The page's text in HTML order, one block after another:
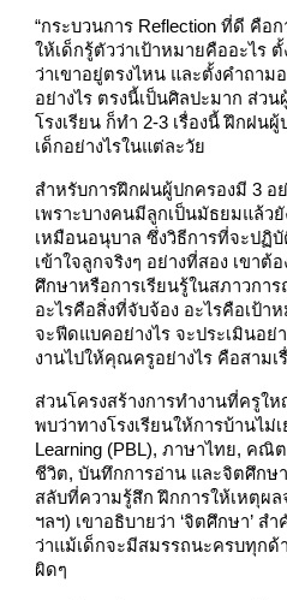
“กระบวนการ Reflection ที่ดี คือ
ให้เด็กรู้ตัวว่าเป้าหมายคืออะไร
ว่าเขาอยู่ตรงไหน และตั้งคำถาม
อย่างไร ตรงนี้เป็นศิลปะมาก ส่ว
โรงเรียน ก็ทำ 2-3 เรื่องนี้ ฝึกฝน
เด็กอย่างไรในแต่ละวัย
สำหรับการฝึกฝนผู้ปกครองมี 3 อ
เพราะบางคนมีลูกเป็นมัธยมแล้ว
เหมือนอนุบาล ซึ่งวิธีการที่จะปฏิ
เข้าใจลูกจริงๆ อย่างที่สอง เขาต้
ศึกษาหรือการเรียนรู้ในสภาวกา
อะไรคือสิ่งที่จับจ้อง อะไรคือเป้า
จะฟีดแบคอย่างไร จะประเมินอย่
งานไปให้คุณครูอย่างไร คือสามเ
ส่วนโครงสร้างการทำงานที่ครูใ
พบว่าทางโรงเรียนให้การบ้านไม่
Learning (PBL), ภาษาไทย, ค
ชีวิต, บันทึกการอ่าน และจิตศึกษ
สลับที่ความรู้สึก ฝึกการให้เหตุผ
ฯลฯ) เขาอธิบายว่า ‘จิตศึกษา’
ว่าแม้เด็กจะมีสมรรถนะครบทุกด้
ผิดๆ